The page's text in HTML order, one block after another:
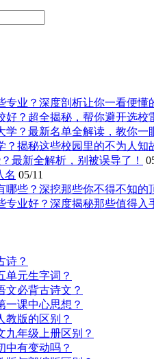
专业？深度剖析让你一看便懂
好？超全揭秘，帮你避开选校
学？最新名单全解读，教你一
？揭秘这些校园里的不为人知
最新全解析，别被误导了！
名 05/11
哪些？深挖那些你不得不知的
专业好？深度揭秘那些值得入
诗？
单元生字词？
文必背古诗文？
一课中心思想？
教版的区别？
九年级上册区别？
中有变动吗？